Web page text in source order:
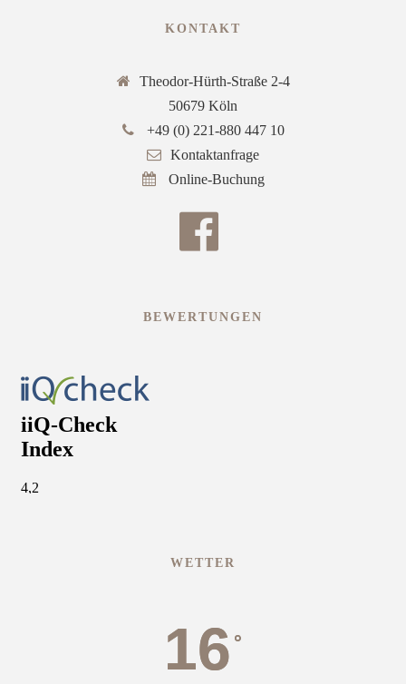
KONTAKT
Theodor-Hürth-Straße 2-4
50679 Köln
+49 (0) 221-880 447 10
Kontaktanfrage
Online-Buchung
BEWERTUNGEN
WETTER
16 °